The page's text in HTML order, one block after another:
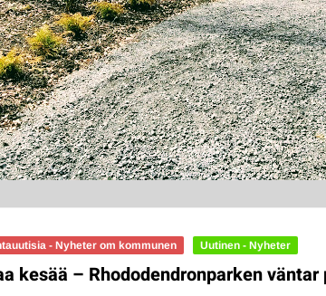
- Nyheter om kommunen Uutinen - Nyheter
kesää – Rhododendronparken väntar